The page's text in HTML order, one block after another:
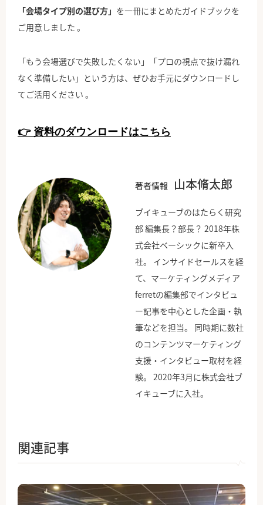
「会場タイプ別の選び方」 を一冊にまとめたガイドブックを
ご用意しました 。
「もう会場選びで失敗したくない」「プロの視点で抜け漏れ
なく準備したい」という方は、ぜひお手元にダウンロードし
てご活用ください 。
👉 資料のダウンロードはこちら
著者情報 山本脩太郎
ブイキューブのはたらく研究
部 編集長？部長？ 2018年株
式会社ベーシックに新卒入
社。 インサイドセールスを経
て、マーケティングメディア
ferretの編集部でインタビュ
ー記事を中心とした企画・執
筆などを担当。 同時期に数社
のコンテンツマーケティング
支援・インタビュー取材を経
験。 2020年3月に株式会社ブ
イキューブに入社。
関連記事